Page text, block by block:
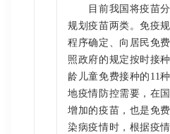
目前我国将疫苗
规划疫苗两类。免疫
程序确定、向居民免
照政府的规定按时接
龄儿童免费接种的11
地疫情防控需要，在
增加的疫苗，也是免
染病疫情时，根据疫